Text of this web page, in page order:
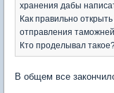
хранения дабы
Как правильно
отправления
Кто проделывал
В общем все